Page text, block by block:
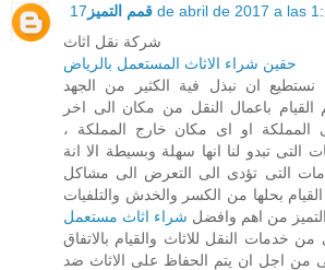
قمم التميز 17 de abril de 2017 a las
شركة نقل اثاث
حقين شراء الاثاث المستعمل بالرياض
نستطيع ان نبذل فية الكثير من الجهد
باعمال النقل من مكان الى اخر
او اى مكان خارج المملكة ،
التى تبدو لنا انها سهلة وبسيطة الا انة
التى تؤدى الى التعرض الى مشاكل
بحلها من الكسر والخدش والتلفيات
من اهم وافضل شراء اثاث مستعمل
خدمات النقل للاثاث والقيام بالاتفاق
من اجل ان يتم الحفاظ على الاثاث ضد